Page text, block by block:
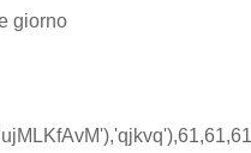
giorno